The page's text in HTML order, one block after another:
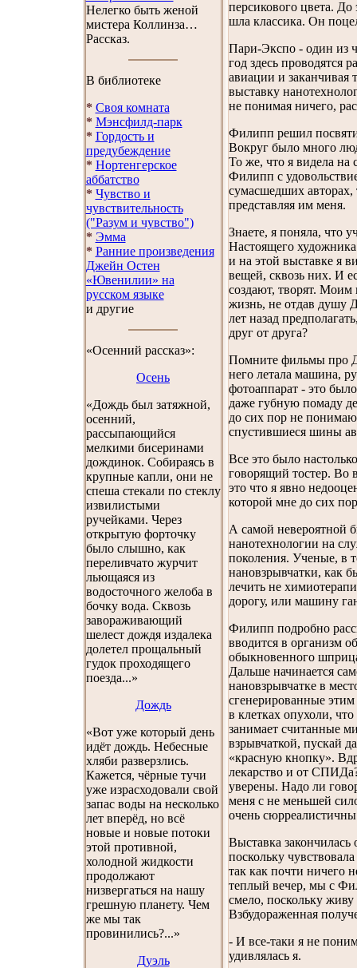
Нелегко быть женой
мистера Коллинза…
Рассказ.
В библиотеке
* Своя комната
* Мэнсфилд-парк
* Гордость и
предубеждение
* Нортенгерское
аббатство
* Чувство и
чувствительность
("Разум и чувство")
* Эмма
* Ранние произведения
Джейн Остен
«Ювенилии» на
русском языке
и другие
«Осенний рассказ»:
Осень
«Дождь был затяжной,
осенний,
рассыпающийся
мелкими бисеринами
дождинок. Собираясь в
крупные капли, они не
спеша стекали по стеклу
извилистыми
ручейками. Через
открытую форточку
было слышно, как
переливчато журчит
льющаяся из
водосточного желоба в
бочку вода. Сквозь
завораживающий
шелест дождя издалека
долетел прощальный
гудок проходящего
поезда...»
Дождь
«Вот уже который день
идёт дождь. Небесные
хляби разверзлись.
Кажется, чёрные тучи
уже израсходовали свой
запас воды на несколько
лет вперёд, но всё
новые и новые потоки
этой противной,
холодной жидкости
продолжают
низвергаться на нашу
грешную планету. Чем
же мы так
провинились?...»
Дуэль
персикового цвета.
шла классика. Он
Пари-Экспо - один из
год здесь проводятся
авиации и
выставку
не понимая ничего,
Филипп решил
Вокруг было много
То же, что я видела на
Филипп с
сумасшедших
представляя им меня.
Знаете, я поняла, что
Настоящего
и на этой выставке я
вещей, сквозь них. И
создают, творят. Моим
жизнь, не отдав душу
лет назад
друг от друга?
Помните фильмы про
него летала машина,
фотоаппарат - это
даже губную помаду
до сих пор не
спустившиеся шины
Все это было
говорящий тостер. Во
это что я явно
которой мне до сих
А самой невероятной
нанотехнологии на
поколения. Ученые, в
нановзрывчатки, как
лечить не
дорогу, или машину
Филипп подробно
вводится в организм
обыкновенного
Дальше начинается
нановзрывчатке в
сгенерированные
в клетках опухоли,
занимает считанные
взрывчаткой, пускай
«красную кнопку».
лекарство и от
уверены. Надо ли
меня с не меньшей
очень
Выставка
поскольку
так как почти ничего
теплый вечер, мы с
смело, поскольку живу
Взбудораженная
- И все-таки я не
удивлялась я.